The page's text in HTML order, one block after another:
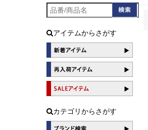
アイテムからさがす
カテゴリからさがす